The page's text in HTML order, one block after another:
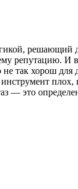
решающий
репутацию. И
так хорош
— это